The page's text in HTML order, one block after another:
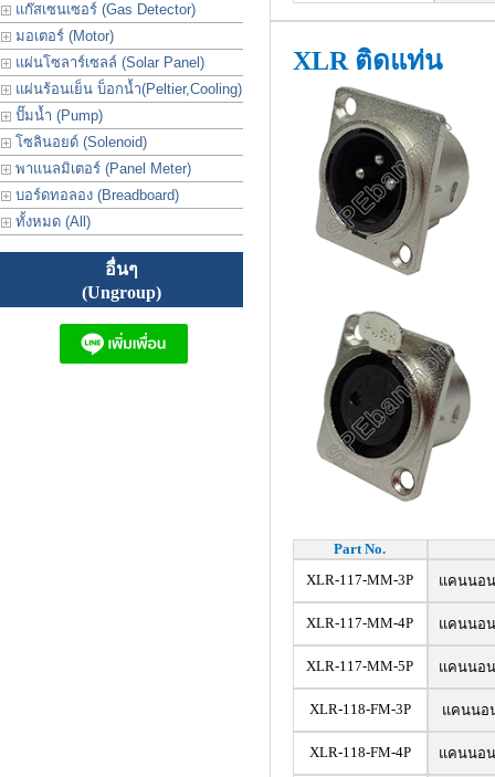
แก๊สเซนเซอร์ (Gas Detector)
มอเตอร์ (Motor)
แผ่นโซลาร์เซลล์ (Solar Panel)
แผ่นร้อนเย็น บ็อกน้ำ(Peltier,Cooling)
ปั๊มน้ำ (Pump)
โซลินอยด์ (Solenoid)
พาแนลมิเตอร์ (Panel Meter)
บอร์ดทอลอง (Breadboard)
ทั้งหมด (All)
อื่นๆ
(Ungroup)
XLR ติดแท่น
Part No.
XLR-117-MM-3P
แคนนอน
XLR-117-MM-4P แคนนอน
XLR-117-MM-5P แคนนอน
XLR-118-FM-3P แคนนอน
XLR-118-FM-4P แคนนอน